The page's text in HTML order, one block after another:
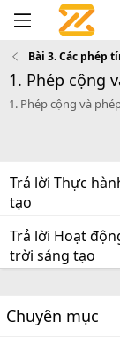
Bài 3. Các phép
1. Phép cộng
1. Phép cộng và
Trả lời Thực
tạo
Trả lời Hoạt
trời sáng tạo
Chuyên mục